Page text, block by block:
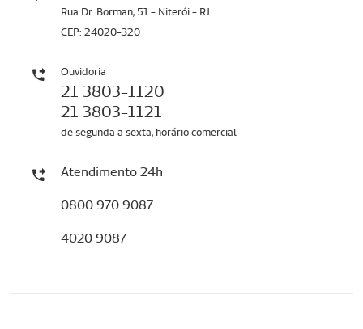
Rua Dr. Borman, 51 - Niterói - RJ
CEP: 24020-320
Ouvidoria
21 3803-1120
21 3803-1121
de segunda a sexta, horário comercial
Atendimento 24h
0800 970 9087
4020 9087